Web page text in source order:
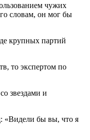
чужих
словам, он мог бы
крупных партий
то экспертом по
звездами и
«Видели бы вы, что я